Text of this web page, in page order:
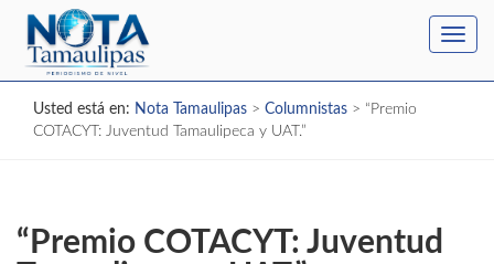
Usted está en: Nota Tamaulipas > Columnistas > “Premio
COTACYT: Juventud Tamaulipeca y UAT.”
“Premio COTACYT: Juventud